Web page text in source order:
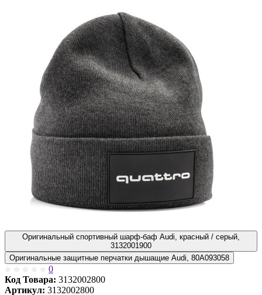
Оригинальный спортивный шарф-баф Audi, красный / серый,
3132001900
Оригинальные защитные перчатки дышащие Audi, 80A093058
0
Код Товара: 3132002800
Артикул: 3132002800